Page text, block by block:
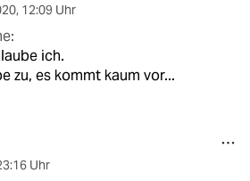
, 12:09 Uhr
ich.
zu, es kommt kaum vor...
Uhr